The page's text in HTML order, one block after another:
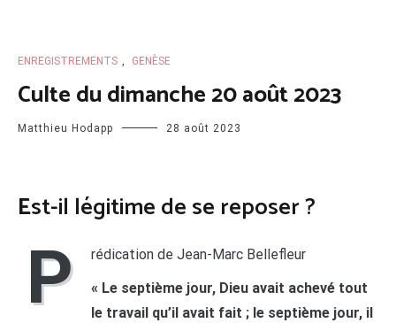
ENREGISTREMENTS , GENÈSE
Culte du dimanche 20 août 2023
Matthieu Hodapp 28 août 2023
Est-il légitime de se reposer ?
P
rédication de Jean-Marc Bellefleur
« Le septième jour, Dieu avait achevé tout
le travail qu’il avait fait ; le septième jour, il